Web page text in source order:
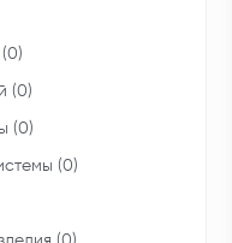
(0)
(0)
(0)